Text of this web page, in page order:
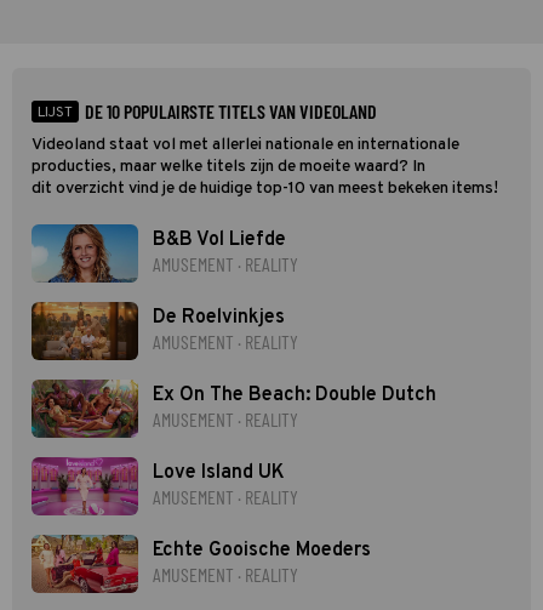
LIJST DE 10 POPULAIRSTE TITELS VAN VIDEOLAND
Videoland staat vol met allerlei nationale en internationale
producties, maar welke titels zijn de moeite waard? In
dit overzicht vind je de huidige top-10 van meest bekeken items!
B&B Vol Liefde
AMUSEMENT · REALITY
De Roelvinkjes
AMUSEMENT · REALITY
Ex On The Beach: Double Dutch
AMUSEMENT · REALITY
Love Island UK
AMUSEMENT · REALITY
Echte Gooische Moeders
AMUSEMENT · REALITY